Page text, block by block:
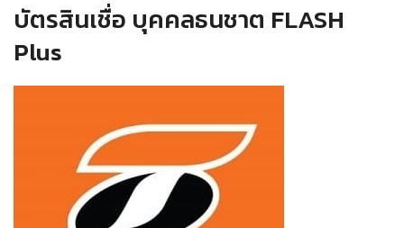
บัตรสินเชื่อ บุคคลธนชาต FLASH
Plus